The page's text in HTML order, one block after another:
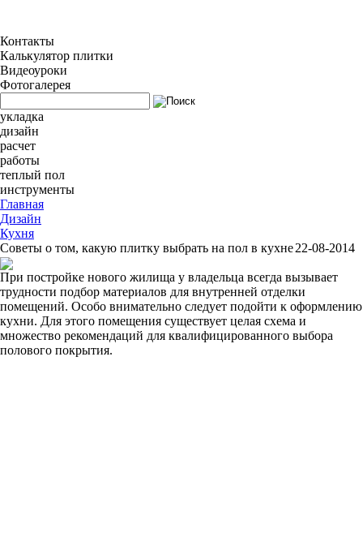
Контакты
Калькулятор плитки
Видеоуроки
Фотогалерея
укладка
дизайн
расчет
работы
теплый пол
инструменты
Главная
Дизайн
Кухня
22-08-2014
Советы о том, какую плитку выбрать на пол в кухне
При постройке нового жилища у владельца всегда вызывает
трудности подбор материалов для внутренней отделки
помещений. Особо внимательно следует подойти к оформлению
кухни. Для этого помещения существует целая схема и
множество рекомендаций для квалифицированного выбора
полового покрытия.